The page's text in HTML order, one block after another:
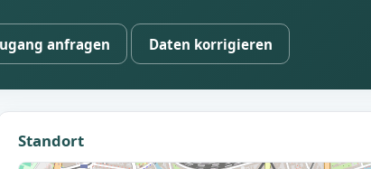
anfragen Daten korrigieren
Standort